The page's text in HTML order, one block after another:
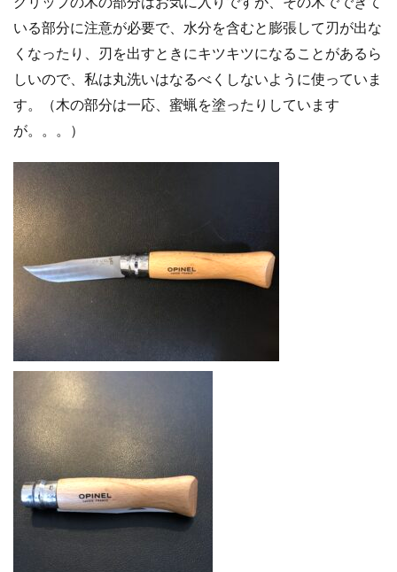
いる部分に注意が必要で、水分を含むと膨張して刃が出な
くなったり、刃を出すときにキツキツになることがあるら
しいので、私は丸洗いはなるべくしないように使っていま
す。（木の部分は一応、蜜蝋を塗ったりしています
が。。。）